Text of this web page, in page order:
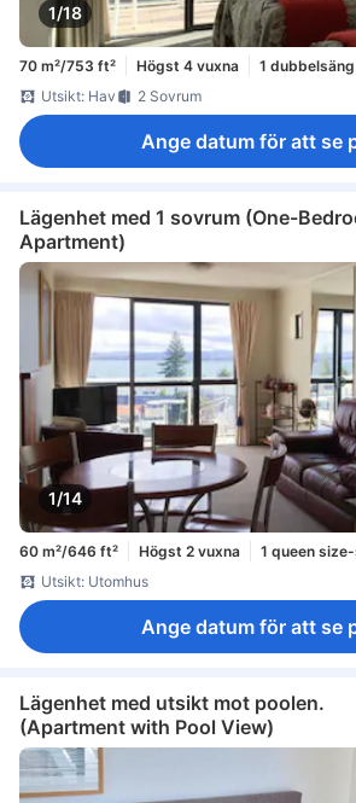
1/18
70 m²/753 ft² Högst 4 vuxna
1
Utsikt: Hav
2 Sovrum
Ange datum för att se
Lägenhet med 1 sovrum (One-
Apartment)
1/14
60 m²/646 ft² Högst 2 vuxna
1 queen
Utsikt: Utomhus
Ange datum för att se
Lägenhet med utsikt mot poolen.
(Apartment with Pool View)